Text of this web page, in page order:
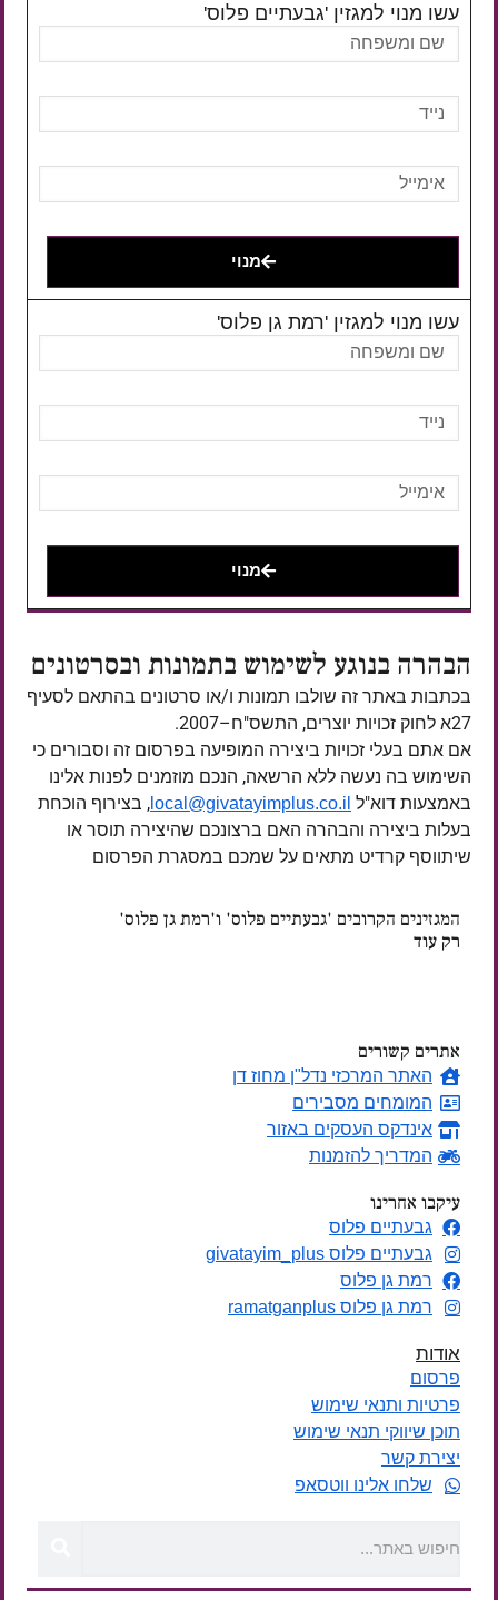
עשו מנוי למגזין 'גבעתיים פלוס'
מנוי
עשו מנוי למגזין 'רמת גן פלוס'
מנוי
הבהרה בנוגע לשימוש בתמונות ובסרטונים
בכתבות באתר זה שולבו תמונות ו/או סרטונים בהתאם לסעיף
27א לחוק זכויות יוצרים, התשס"ח–2007.
אם אתם בעלי זכויות ביצירה המופיעה בפרסום זה וסבורים כי
השימוש בה נעשה ללא הרשאה, הנכם מוזמנים לפנות אלינו
באמצעות דוא"ל local@givatayimplus.co.il , בצירוף הוכחת
בעלות ביצירה והבהרה האם ברצונכם שהיצירה תוסר או
שיתווסף קרדיט מתאים על שמכם במסגרת הפרסום
המגזינים הקרובים 'גבעתיים פלוס' ו'רמת גן פלוס'
רק עוד
אתרים קשורים
האתר המרכזי נדל"ן מחוז דן
המומחים מסבירים
אינדקס העסקים באזור
המדריך להזמנות
עיקבו אחרינו
גבעתיים פלוס
גבעתיים פלוס givatayim_plus
רמת גן פלוס
רמת גן פלוס ramatganplus
אודות
פרסום
פרטיות ותנאי שימוש
תוכן שיווקי תנאי שימוש
יצירת קשר
שלחו אלינו ווטסאפ